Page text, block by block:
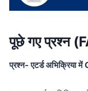
पूछे गए प्रश्न
प्रश्न- एटर्ड अभिक्रिया में